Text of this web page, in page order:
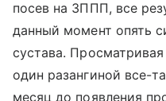
посев на ЗППП, все
данный момент опять
сустава.
один разангиной все-
месяц до появления